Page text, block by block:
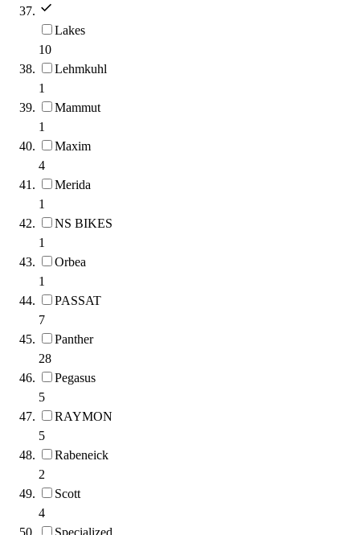
Lakes
10
Lehmkuhl
1
Mammut
1
Maxim
4
Merida
1
NS BIKES
1
Orbea
1
PASSAT
7
Panther
28
Pegasus
5
RAYMON
5
Rabeneick
2
Scott
4
Specialized